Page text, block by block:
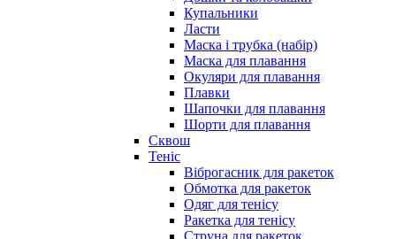
Купальники
Ласти
Маска і трубка (набір)
Маска для плавання
Окуляри для плавання
Плавки
Шапочки для плавання
Шорти для плавання
Сквош
Теніс
Віброгасник для ракеток
Обмотка для ракеток
Одяг для тенісу
Ракетка для тенісу